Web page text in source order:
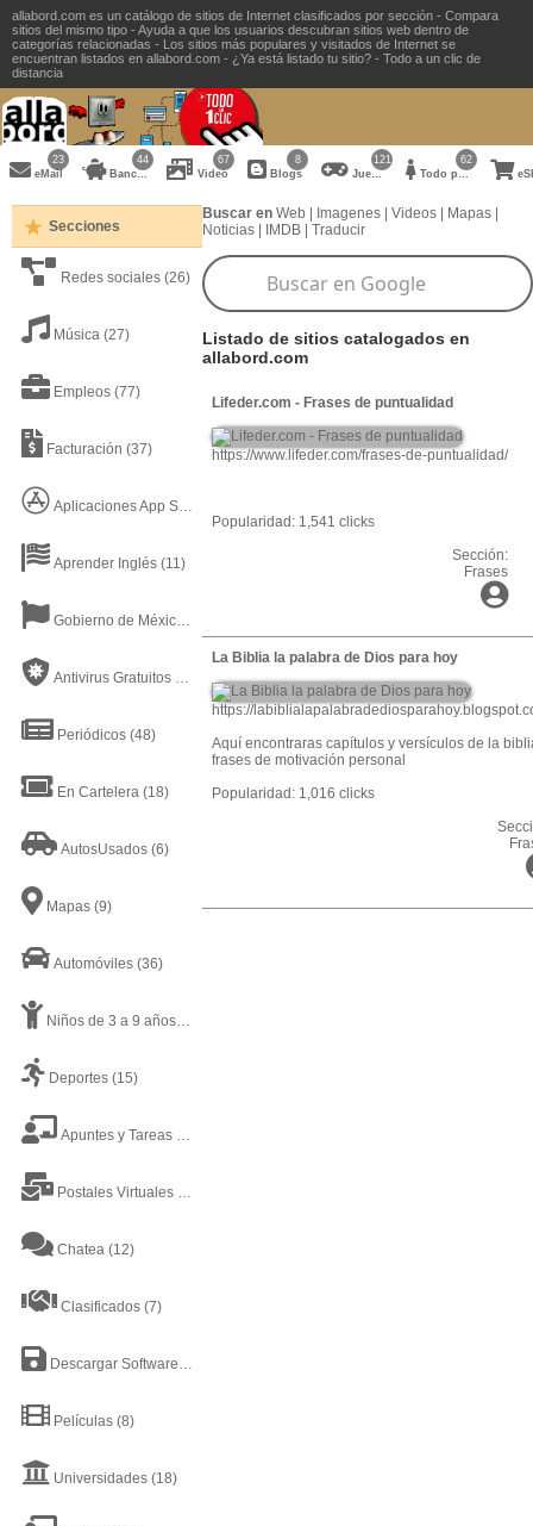
allabord.com es un catálogo de sitios de Internet clasificados por sección - Compara
sitios del mismo tipo - Ayuda a que los usuarios descubran sitios web dentro de
categorías relacionadas - Los sitios más populares y visitados de Internet se
encuentran listados en allabord.com - ¿Ya está listado tu sitio? - Todo a un clic de
distancia
eMail
23
Bancos
44
Video
67
Blogs
8
Juegos
121
Todo para la Mujer
62
Secciones
Redes sociales (26)
Música (27)
Empleos (77)
Facturación (37)
Aplicaciones App Store
Aprender Inglés (11)
Gobierno de México (31)
Antivirus Gratuitos
Periódicos (48)
En Cartelera (18)
AutosUsados (6)
Mapas (9)
Automóviles (36)
Niños de 3 a 9 años(17)
Deportes (15)
Apuntes y Tareas
Postales Virtuales
Chatea (12)
Clasificados (7)
Descargar Software(8)
Películas (8)
Universidades (18)
Buscar en Web Imagenes Videos Mapas
Noticias
IMDB Traducir
Listado de sitios catalogados en
allabord.com
Lifeder.com - Frases de puntualidad
https://www.lifeder.com/frases-de-puntualidad/
Popularidad: 1,541 clicks
Sección:
Frases
La Biblia la palabra de Dios para hoy
https://
Aquí encontraras capítulos y versículos de la
frases de motivación personal
Popularidad: 1,016 clicks